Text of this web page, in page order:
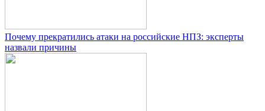
Почему прекратились атаки на российские НПЗ: эксперты
назвали причины